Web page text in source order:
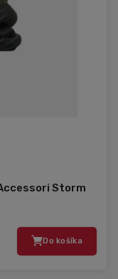
Storm
Do košíka